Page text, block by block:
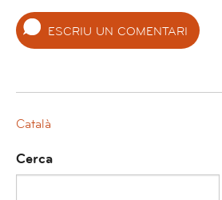
ESCRIU UN COMENTARI
Català
Cerca